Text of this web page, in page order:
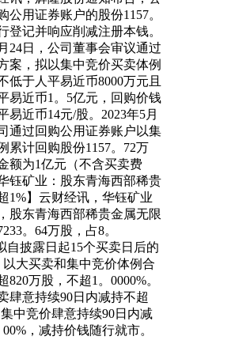
公用证券账户的股份1157。
登记并响应削减注册本钱。
24日，公司董事会审议通过
案，拟以集中竞价买卖体例
低于人平易近币8000万元且
易近币1。5亿元，回购价钱
易近币14元/股。2023年5月
通过回购公用证券账户以集
累计回购股份1157。72万
额为1亿元（不含买卖费
钰矿业：股东青海西部稀贵
1%】云财经讯，华钰矿业
股东青海西部稀贵金属无限
。64万股，占8。
自披露日起15个买卖日后的
以大买卖和集中竞价体例合
820万股，不超1。0000%。
肆意持续90日内减持不超
中竞价肆意持续90日内减
，减持价钱随行就市。